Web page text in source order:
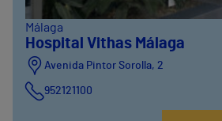
Málaga
Hospital Vithas Málaga
Avenida Pintor Sorolla, 2
952121100